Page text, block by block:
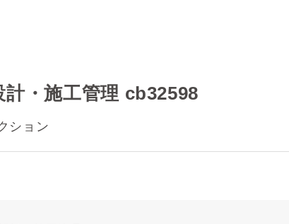
・施工管理 cb32598
ション